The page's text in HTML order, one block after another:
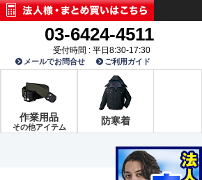
03-6424-4511
受付時間 : 平日8:30-17:30
メールでお問合せ ご利用ガイド
作業用品
その他アイテム
防寒着